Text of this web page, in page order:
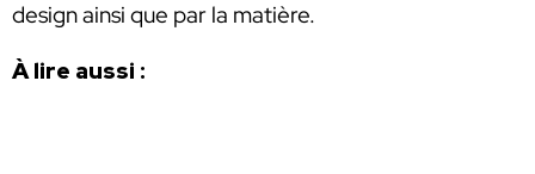
design ainsi que par la matière.
À lire aussi :